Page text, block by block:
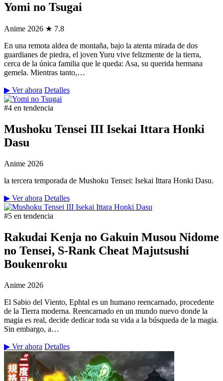
Yomi no Tsugai
Anime 2026 ★ 7.8
En una remota aldea de montaña, bajo la atenta mirada de dos
guardianes de piedra, el joven Yuru vive felizmente de la tierra,
cerca de la única familia que le queda: Asa, su querida hermana
gemela. Mientras tanto,…
▶ Ver ahora Detalles
#4 en tendencia
Mushoku Tensei III Isekai Ittara Honki
Dasu
Anime 2026
la tercera temporada de Mushoku Tensei: Isekai Ittara Honki Dasu.
▶ Ver ahora Detalles
#5 en tendencia
Rakudai Kenja no Gakuin Musou Nidome
no Tensei, S-Rank Cheat Majutsushi
Boukenroku
Anime 2026
El Sabio del Viento, Ephtal es un humano reencarnado, procedente
de la Tierra moderna. Reencarnado en un mundo nuevo donde la
magia es real, decide dedicar toda su vida a la búsqueda de la magia.
Sin embargo, a…
▶ Ver ahora Detalles